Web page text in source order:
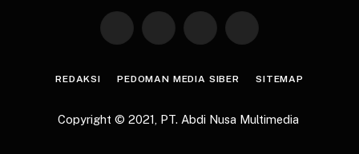
Facebook WhatsApp Telegram
REDAKSI PEDOMAN MEDIA SIBER SITEMAP
Copyright © 2021, PT. Abdi Nusa Multimedia